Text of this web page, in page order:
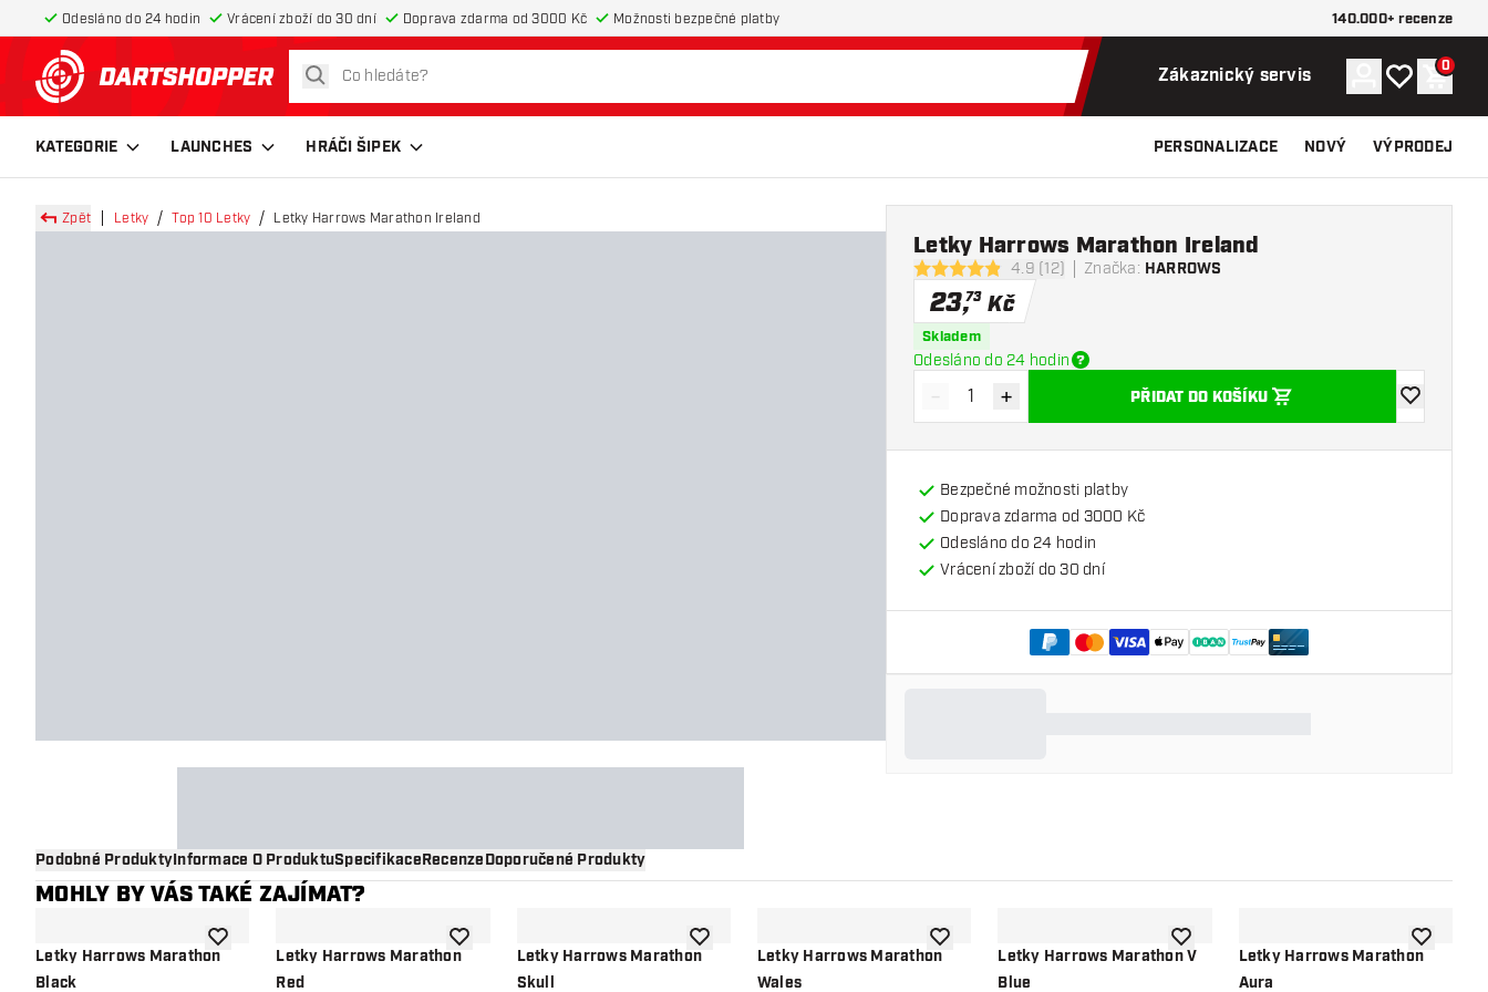
Odesláno do 24 hodin Vrácení zboží do 30 dní Doprava zdarma od 3000 Kč Možnosti bezpečné platby 140.000+ recenze
Zpět na hlavní stránku
hledat Zákaznický servis ÚčetMůj seznam
0
KATEGORIE LAUNCHES HRÁČI ŠIPEK PERSONALIZACE NOVÝ VÝPRODEJ
Zpět Letky Top 10 Letky Letky Harrows Marathon Ireland
4.9 hodnoticí hvězdičky
4.9 (12) Značka: HARROWS
Letky Harrows Marathon Ireland
23,73 Kč
Skladem
Odesláno do 24 hodin
Snížit množství
- Zvýšit množství
+ PŘIDAT DO KOŠÍKU
Přidat do
Bezpečné možnosti platby
Doprava zdarma od 3000 Kč
Odesláno do 24 hodin
Vrácení zboží do 30 dní
Podobné ProduktyInformace O ProduktuSpecifikaceRecenzeDoporučené Produkty
MOHLY BY VÁS TAKÉ ZAJÍMAT?
Letky Harrows Marathon
Black
Přidat do seznamu přání
Letky Harrows Marathon
Red
Přidat do seznamu přání
Letky Harrows Marathon
Skull
Přidat do seznamu přání
Letky Harrows Marathon
Wales
Přidat do seznamu přání
Letky Harrows Marathon V
Blue
Přidat do seznamu přání
Letky Harrows Marathon
Aura
Přidat do